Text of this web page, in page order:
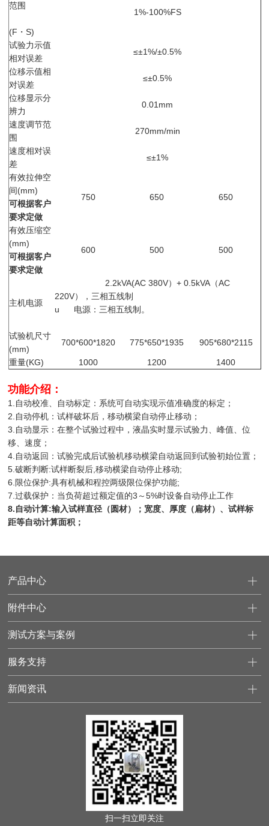
范围
(F・S)
1%-100%FS
试验力示值
相对误差
≤±1%/±0.5%
位移示值相
对误差
≤±0.5%
位移显示分
辨力
0.01mm
速度调节范
围
270mm/min
速度相对误
差
≤±1%
有效拉伸空
间(mm)
可根据客户
要求定做
750 650 650
有效压缩空
(mm)
可根据客户
要求定做
600 500 500
主机电源
2.2kVA(AC 380V）+ 0.5kVA（AC
220V），三相五线制
u 电源：三相五线制。
试验机尺寸
(mm)
700*600*1820 775*650*1935 905*680*2115
重量(KG) 1000 1200 1400
功能介绍：
1.自动校准、自动标定：系统可自动实现示值准确度的标定；
2.自动停机：试样破坏后，移动横梁自动停止移动；
3.自动显示：在整个试验过程中，液晶实时显示试验力、峰值、位
移、速度；
4.自动返回：试验完成后试验机移动横梁自动返回到试验初始位置；
5.破断判断:试样断裂后,移动横梁自动停止移动;
6.限位保护:具有机械和程控两级限位保护功能;
7.过载保护：当负荷超过额定值的3～5%时设备自动停止工作
8.自动计算:输入试样直径（圆材）；宽度、厚度（扁材）、试样标
距等自动计算面积；
产品中心
附件中心
测试方案与案例
服务支持
新闻资讯
扫一扫立即关注